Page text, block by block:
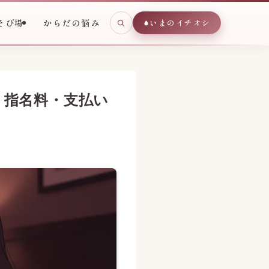
び場 からだの悩み いまのイチオシ
名料・支払い